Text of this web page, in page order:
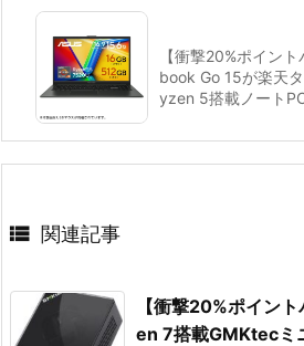
【衝撃20%ポイン
book Go 15が楽天
yzen 5搭載ノート
 関連記事
【衝撃20%ポイン
en 7搭載GMKtecミ